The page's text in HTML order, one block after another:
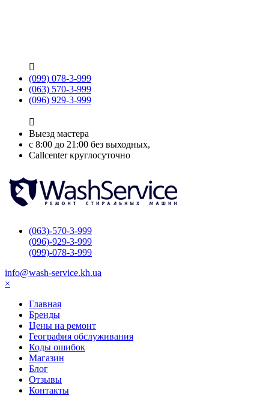

(099) 078-3-999
(063) 570-3-999
(096) 929-3-999

Выезд мастера
с 8:00 до 21:00 без выходных,
Callcenter круглосуточно
(063)-570-3-999
(096)-929-3-999
(099)-078-3-999
info@wash-service.kh.ua
×
Главная
Бренды
Цены на ремонт
География обслуживания
Коды ошибок
Магазин
Блог
Отзывы
Контакты